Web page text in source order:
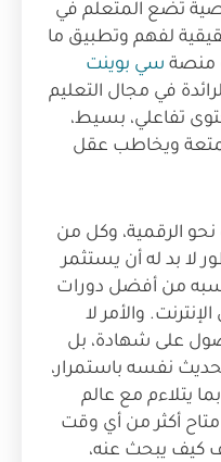
تضع المتعلم في
لفهم وتطبيق ما
منصة سي بوينت
في مجال التعليم
تفاعلي، بسيط،
ويخاطب عقل
الرقمية، وكل من
لا بد له أن يستثمر
من أفضل دورات
والأمر لا
على شهادة، بل
نفسه باستمرار،
يتلاءم مع عالم
متاح أكثر من أي وقت
كيف يبحث عنه،